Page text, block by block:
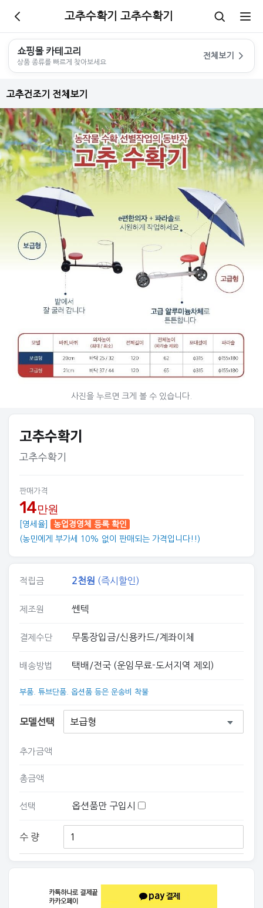
고추수확기 고추수확기
쇼핑몰 카테고리
상품 종류를 빠르게 찾아보세요
전체보기
고추건조기 전체보기
© 아그리즈
사진을 누르면 크게 볼 수 있습니다.
고추수확기
고추수확기
판매가격
14만원
[영세율]
농업경영체 등록 확인
(농민에게 부가세 10% 없이 판매되는 가격입니다!!)
적립금 2천원 (즉시할인)
제조원 쎈텍
결제수단 무통장입금/신용카드/계좌이체
배송방법 택배/전국 (운임무료-도서지역 제외)
부품. 튜브단품. 옵션품 등은 운송비 착불
모델선택
추가금액
총금액
선택 옵션품만 구입시
수 량